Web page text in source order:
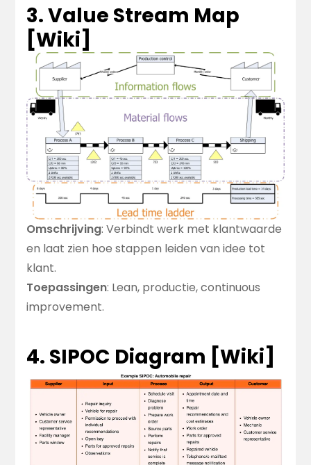
3. Value Stream Map
[Wiki]
Omschrijving: Verbindt werk met klantwaarde
en laat zien hoe stappen leiden van idee tot
klant.
Toepassingen: Lean, productie, continuous
improvement.
4. SIPOC Diagram [Wiki]